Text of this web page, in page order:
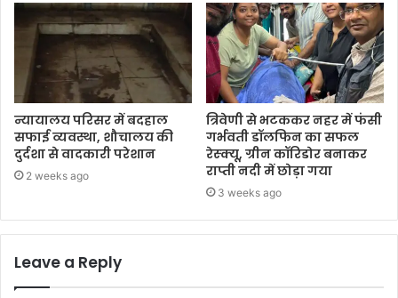
न्यायालय परिसर में बदहाल
सफाई व्यवस्था, शौचालय की
दुर्दशा से वादकारी परेशान
2 weeks ago
त्रिवेणी से भटककर नहर में फंसी
गर्भवती डॉलफिन का सफल
रेस्क्यू, ग्रीन कॉरिडोर बनाकर
राप्ती नदी में छोड़ा गया
3 weeks ago
Leave a Reply